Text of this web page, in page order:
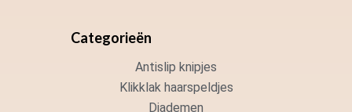
Categorieën
Antislip knipjes
Klikklak haarspeldjes
Diademen